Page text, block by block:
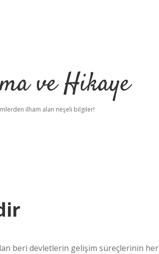
ve Hikaye
ilham alan neşeli bilgiler!
beri devletlerin gelişim süreçlerinin her